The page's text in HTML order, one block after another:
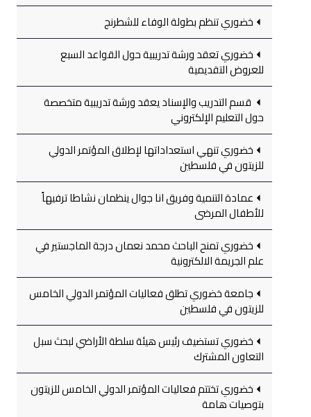
خضوري تنظم بطولة الوفاء للشطرنج
خضوري تعقد ورشة تدريبية حول القواعد السبع
للعروض التقديمية
قسم التدريب والإسناد يعقد ورشة تدريبية متخصصة
حول التعليم الإلكتروني
خضوري تنهي استعداداتها لإطلاق المؤتمر الدولي
للزيتون في فلسطين
عمادة التنمية وفريق انا جوال ينظمان نشاطا ترفيهاً
للأطفال المرضى
خضوري تمنح الباحث محمد نعمان درجة الماجستير في
علم الجريمة الالكترونية
جامعة خضوري تطلق فعاليات المؤتمر الدولي الخامس
للزيتون في فلسطين
خضوري تستضيف رئيس هيئة سلطة الأراضي لبحث سبل
التعاون المشترك
خضوري تختتم فعاليات المؤتمر الدولي الخامس للزيتون
بتوصيات هامة